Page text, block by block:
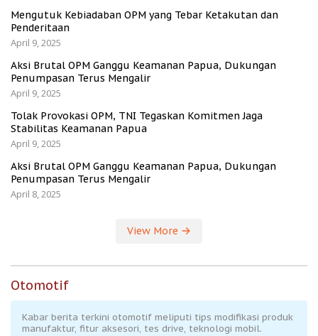
Mengutuk Kebiadaban OPM yang Tebar Ketakutan dan
Penderitaan
April 9, 2025
Aksi Brutal OPM Ganggu Keamanan Papua, Dukungan
Penumpasan Terus Mengalir
April 9, 2025
Tolak Provokasi OPM, TNI Tegaskan Komitmen Jaga
Stabilitas Keamanan Papua
April 9, 2025
Aksi Brutal OPM Ganggu Keamanan Papua, Dukungan
Penumpasan Terus Mengalir
April 8, 2025
View More
Otomotif
Kabar berita terkini otomotif meliputi tips modifikasi produk
manufaktur, fitur aksesori, tes drive, teknologi mobil.